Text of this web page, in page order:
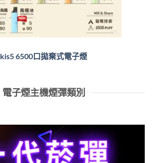
kis5 6500口拋棄式電子煙
電子煙主機煙彈類別